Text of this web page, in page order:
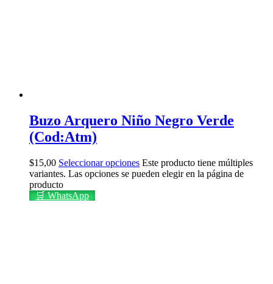
Buzo Arquero Niño Negro Verde
(Cod:Atm)
$15,00 Seleccionar opciones Este producto tiene múltiples
variantes. Las opciones se pueden elegir en la página de
producto
🛒 WhatsApp